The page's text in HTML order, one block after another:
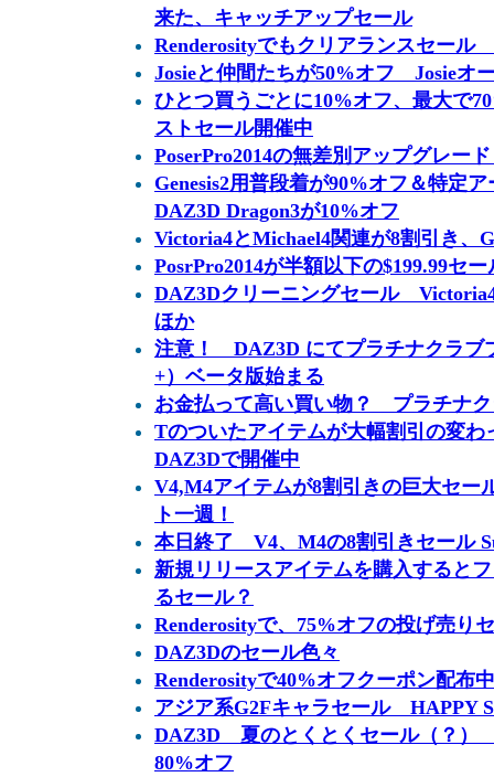
来た、キャッチアップセール
Renderosityでもクリアランスセール
Josieと仲間たちが50%オフ Josieオ
ひとつ買うごとに10%オフ、最大で
ストセール開催中
PoserPro2014の無差別アップグレー
Genesis2用普段着が90%オフ＆特定
DAZ3D Dragon3が10%オフ
Victoria4とMichael4関連が8割引き、
PosrPro2014が半額以下の$199.99セ
DAZ3Dクリーニングセール
ほか
注意！ DAZ3D にてプラチナクラブ
+）ベータ版始まる
お金払って高い買い物？ プラチナ
Tのついたアイテムが大幅割引の変
DAZ3Dで開催中
V4,M4アイテムが8割引きの巨大セー
ト一週！
本日終了 V4、M4の8割引きセール
新規リリースアイテムを購入すると
るセール？
Renderosityで、75%オフの投げ売り
DAZ3Dのセール色々
Renderosityで40%オフクーポン配布中
アジア系G2Fキャラセール HAPPY
DAZ3D 夏のとくとくセール（？）
80%オフ